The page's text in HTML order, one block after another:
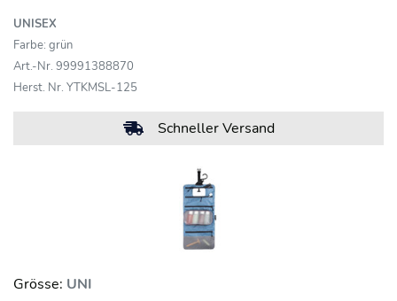
UNISEX
Farbe: grün
Art.-Nr. 99991388870
Herst. Nr. YTKMSL-125
Schneller Versand
Grösse: UNI